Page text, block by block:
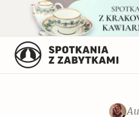
content